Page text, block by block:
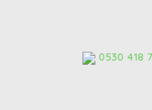
0530 418